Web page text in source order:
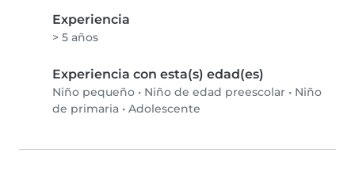
Experiencia
> 5 años
Experiencia con esta(s) edad(es)
Niño pequeño • Niño de edad preescolar • Niño
de primaria • Adolescente